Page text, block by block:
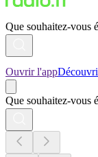
Que souhaitez-vous
Ouvrir l'app
Que souhaitez-vous